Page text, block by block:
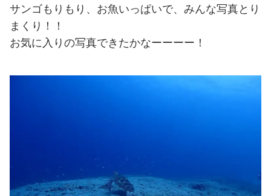
サンゴもりもり、お魚いっぱいで、みんな写真とり
まくり！！
お気に入りの写真できたかなーーーー！